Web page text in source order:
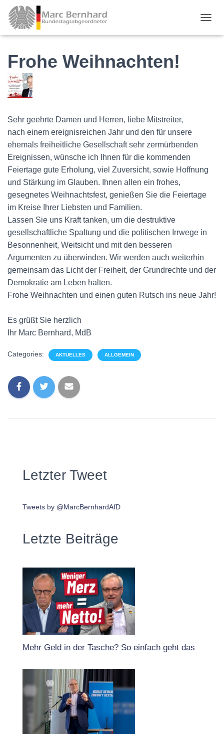
Frohe Weihnachten!
Sehr geehrte Damen und Herren, liebe Mitstreiter,
nach einem ereignisreichen Jahr und den für unsere
ehemals freiheitliche Gesellschaft sehr zermürbenden
Ereignissen, wünsche ich Ihnen für die kommenden
Feiertage gute Erholung, viel Zuversicht, sowie Hoffnung
und Stärkung im Glauben. Ihnen allen ein frohes,
gesegnetes Weihnachtsfest, genießen Sie die Feiertage
im Kreise Ihrer Liebsten und Familien.
Lassen Sie uns Kraft tanken, um die destruktive
gesellschaftliche Spaltung und die politischen Irrwege in
Besonnenheit, Weitsicht und mit den besseren
Argumenten zu überwinden. Wir werden auch weiterhin
gemeinsam das Licht der Freiheit, der Grundrechte und der
Demokratie am Leben halten.
Frohe Weihnachten und einen guten Rutsch ins neue Jahr!
Es grüßt Sie herzlich
Ihr Marc Bernhard, MdB
Categories: AKTUELLES ALLGEMEIN
Letzter Tweet
Tweets by @MarcBernhardAfD
Letzte Beiträge
Mehr Geld in der Tasche? So einfach geht das